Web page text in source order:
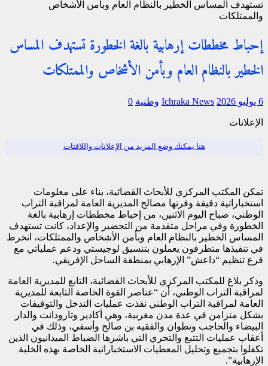
تستهدف المساس الخطير بالنظام العام وبأمن الأشخاص
والممتلكات
إحباط مخططات إرهابية بالغة الخطورة تستهدف المساس
الخطير بالنظام العام وبأمن الأشخاص والممتلكات
6 يوليو 2026 Ichraka News وطنية 0
الإعلانات
هنا يمكنك وضع المزيد من الإعلانات واللافتات
تمكن المكتب المركزي للأبحاث القضائية، بناء على معلومات
استخباراتية دقيقة وفرتها مصالح المديرية العامة لمراقبة التراب
الوطني، صباح اليوم الاثنين، من إحباط مخططات إرهابية بالغة
الخطورة وفي مراحل متقدمة من التحضير والإعداد، كانت تستهدف
المساس الخطير بالنظام العام وبأمن الأشخاص والممتلكات، انخرط
في تنفيذها متطرفون يعملون بتنسيق لوجيستي ودعم عملياتي مع
فرع تنظيم “داعش” الإرهابي بمنطقة الساحل الإفريقي.
وذكر بلاغ للمكتب المركزي للأبحاث القضائية، التابع للمديرية العامة
لمراقبة التراب الوطني، أن “عناصر القوة الخاصة التابعة للمديرية
العامة لمراقبة التراب الوطني نفذت عمليات التدخل والتوقيفات
بشكل متزامن في عدة مدن مغربية، وهي أكادير وتارودانت والدار
البيضاء والحاجب وتطوان والفقيه بن صالح وأسفي، وذلك في
أعقاب عمليات التتبع والتحري التي باشرها الضباط الميدانيون الذين
تكفلوا بتجميع وتحليل المعطيات الاستخباراتية الخاصة بهذه الخلية
الإرهابية”.